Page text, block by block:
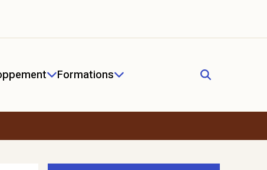
Formations